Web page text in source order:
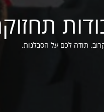
תודה לכם על הסבלנות.